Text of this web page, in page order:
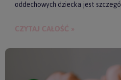
oddechowych dziecka jest
skutecznych akcesoriów
szybko i delikatnie usunąć
CZYTAJ CAŁOŚĆ »